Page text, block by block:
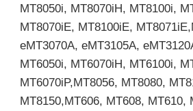
MT8050i, MT8070iH, MT8100i,
MT8070iE, MT8100iE,
eMT3070A, eMT3105A,
MT6050i, MT6070iH, MT6100i,
MT6070iP,MT8056, MT8080,
MT8150,MT606, MT608, MT610,